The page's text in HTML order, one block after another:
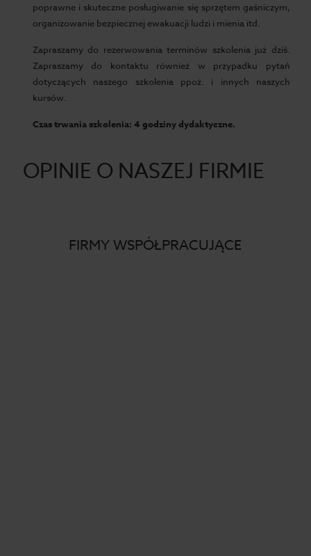
poprawne i skuteczne posługiwanie się sprzętem gaśniczym,
organizowanie bezpiecznej ewakuacji ludzi i mienia itd.
Zapraszamy do rezerwowania terminów szkolenia już dziś.
Zapraszamy do kontaktu również w przypadku pytań
dotyczących naszego szkolenia ppoż. i innych naszych
kursów.
Czas trwania szkolenia: 4 godziny dydaktyczne.
OPINIE O NASZEJ FIRMIE
FIRMY WSPÓŁPRACUJĄCE